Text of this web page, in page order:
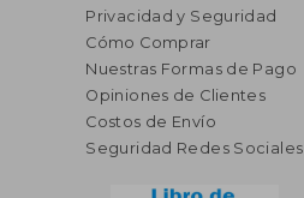
Privacidad y Seguridad
Cómo Comprar
Nuestras Formas de Pago
Opiniones de Clientes
Costos de Envío
Seguridad Redes Sociales